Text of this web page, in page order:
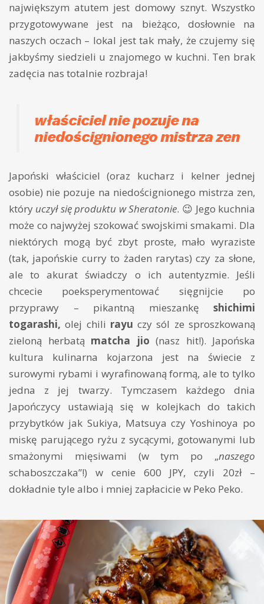
największym atutem jest domowy sznyt. Wszystko
przygotowywane jest na bieżąco, dosłownie na
naszych oczach – lokal jest tak mały, że czujemy się
jakbyśmy siedzieli u znajomego w kuchni. Ten brak
zadęcia nas totalnie rozbraja!
właściciel nie pozuje na
niedoścignionego mistrza zen
Japoński właściciel (oraz kucharz i kelner jednej
osobie) nie pozuje na niedoścignionego mistrza zen,
który uczył się produktu w Sheratonie. 😉 Jego kuchnia
może co najwyżej szokować swojskimi smakami. Dla
niektórych mogą być zbyt proste, mało wyraziste
(tak, japońskie curry to żaden rarytas) czy za słone,
ale to akurat świadczy o ich autentyzmie. Jeśli
chcecie poeksperymentować sięgnijcie po
przyprawy – pikantną mieszankę shichimi
togarashi,olej chili rayuczy sól ze sproszkowaną
zieloną herbatą matcha jio (nasz hit!). Japońska
kultura kulinarna kojarzona jest na świecie z
surowymi rybami i wyrafinowaną formą, ale to tylko
jedna z jej twarzy. Tymczasem każdego dnia
Japończycy ustawiają się w kolejkach do takich
przybytków jak Sukiya, Matsuya czy Yoshinoya po
miskę parującego ryżu z sycącymi, gotowanymi lub
smażonymi mięsiwami (w tym po „naszego
schaboszczaka”!) w cenie 600 JPY, czyli 20zł –
dokładnie tyle albo i mniej zapłacicie w Peko Peko.